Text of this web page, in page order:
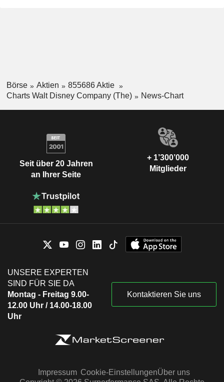
Börse Aktien
855686 Aktie
Charts Walt Disney Company (The)
News-Chart
Seit über 20 Jahren
an Ihrer Seite
+ 1’300’000
Mitglieder
UNSERE EXPERTEN
SIND FÜR SIE DA
Montag - Freitag 9.00-
12.00 Uhr / 14.00-18.00
Uhr
Kontaktieren Sie uns
Impressum Cookie-EinstellungenÜber uns